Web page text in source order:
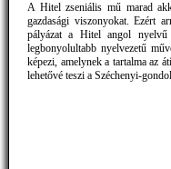
A Hitel zseniális mű marad
gazdasági viszonyokat. Ezért
pályázat a Hitel angol
legbonyolultabb nyelvezetű
képezi, amelynek a tartalma az
lehetővé teszi a Széchenyi-